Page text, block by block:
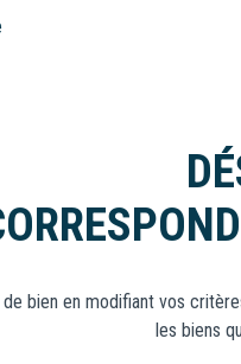
bien en modifiant vos
les biens